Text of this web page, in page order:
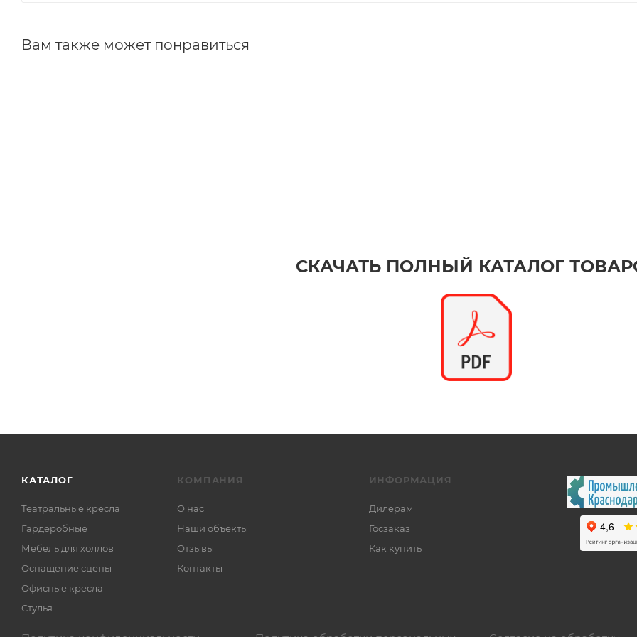
Вам также может понравиться
СКАЧАТЬ ПОЛНЫЙ КАТАЛОГ
КАТАЛОГ
Театральные кресла
Гардеробные
Мебель для холлов
Оснащение сцены
Офисные кресла
Стулья
КОМПАНИЯ
О нас
Наши объекты
Отзывы
Контакты
ИНФОРМАЦИЯ
Дилерам
Госзаказ
Как купить